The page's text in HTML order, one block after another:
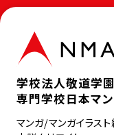
学校法人敬道学園
専門学校日本マン
マンガ/マンガイラス